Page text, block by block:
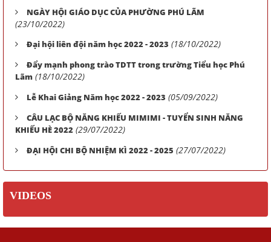
NGÀY HỘI GIÁO DỤC CỦA PHƯỜNG PHÚ LÃM
(23/10/2022)
Đại hội liên đội năm học 2022 - 2023 (18/10/2022)
Đẩy mạnh phong trào TDTT trong trường Tiểu học Phú
Lãm (18/10/2022)
Lễ Khai Giảng Năm học 2022 - 2023 (05/09/2022)
CÂU LẠC BỘ NĂNG KHIẾU MIMIMI - TUYỂN SINH NĂNG
KHIẾU HÈ 2022 (29/07/2022)
ĐẠI HỘI CHI BỘ NHIỆM KÌ 2022 - 2025 (27/07/2022)
VIDEOS